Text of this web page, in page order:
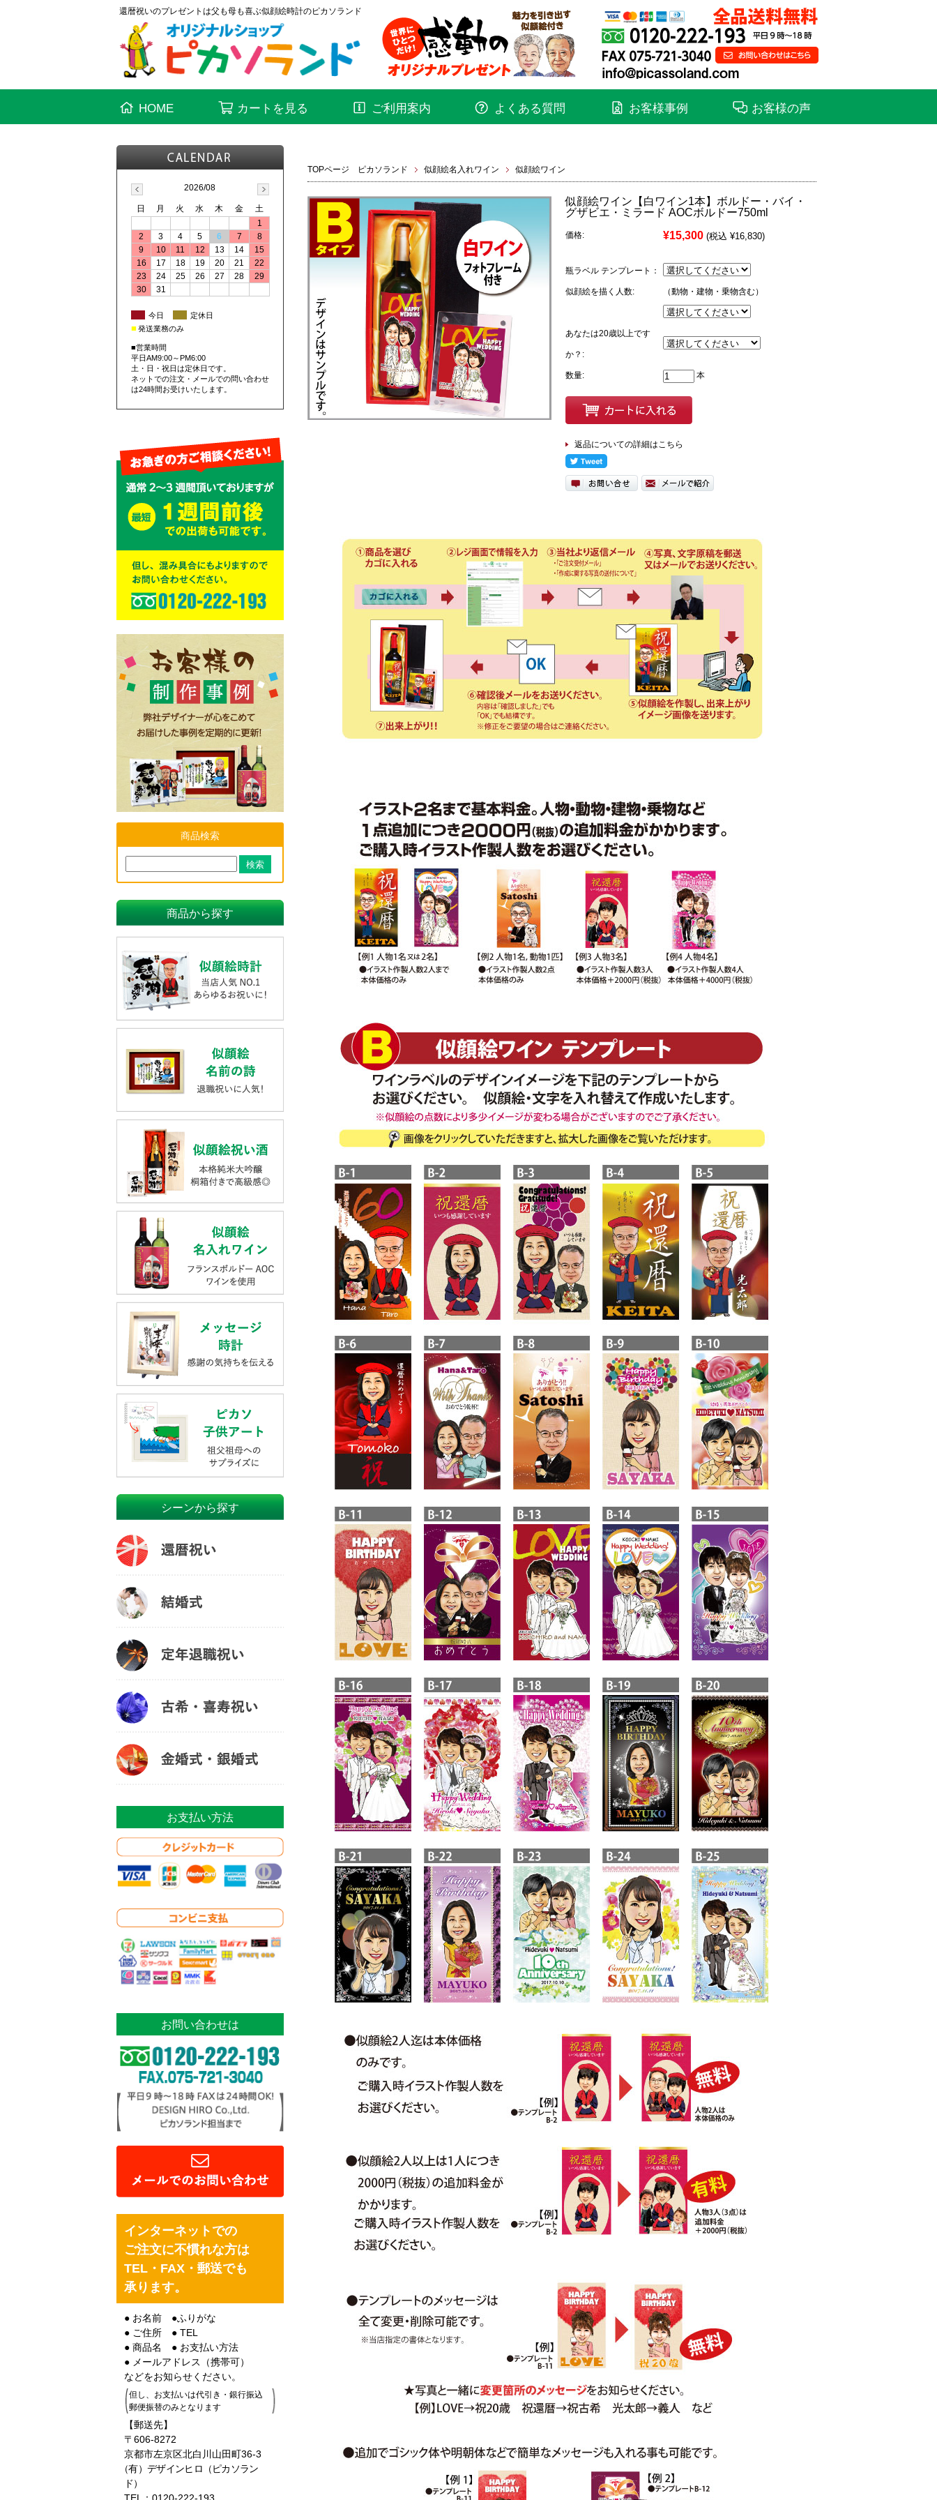
還暦祝いのプレゼントは父も母も喜ぶ似顔絵時計のピカソランド
お問合せ
HOME カートを見る ご利用案内 よくある質問 お客様事例 お客様の声
TOPページ ピカソランド 似顔絵名入れワイン 似顔絵ワイン
似顔絵ワイン【白ワイン1本】ボルドー・バイ・
グザビエ・ミラード AOCボルドー750ml
価格: ¥15,300 (税込 ¥16,830)
瓶ラベル テンプレート：
似顔絵を描く人数: （動物・建物・乗物含む）
あなたは20歳以上です
か？:
数量: 本
返品についての詳細はこちら
2026/08
日 月 火 水 木 金
土
1
2
3 4 5 6 7
8
9
10 11 12 13 14
15
16
17 18 19 20 21
22
23
24 25 26 27 28
29
30
31
今日 定休日
■ 発送業務のみ
■営業時間
平日AM9:00～PM6:00
土・日・祝日は定休日です。
ネットでの注文・メールでの問い合わせ
は24時間お受けいたします。
商品検索
商品から探す
シーンから探す
お支払い方法
お問い合わせは
インターネットでの
ご注文に不慣れな方は
TEL・FAX・郵送でも
承ります。
● お名前 ●ふりがな
● ご住所 ● TEL
● 商品名 ● お支払い方法
● メールアドレス（携帯可）
などをお知らせください。
但し、お支払いは代引き・銀行振込
郵便振替のみとなります
【郵送先】
〒606-8272
京都市左京区北白川山田町36-3
（有）デザインヒロ（ピカソラン
ド）